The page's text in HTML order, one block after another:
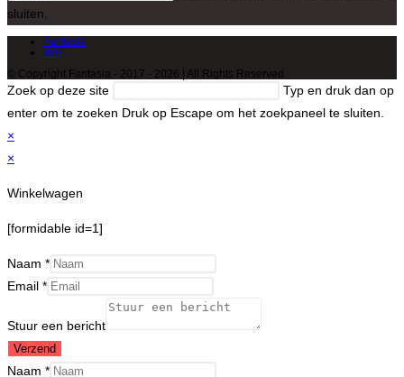
sluiten.
Fantasia
Info
© Copyright Fantasia - 2017 - 2026 | All Rights Reserved
Zoek op deze site
Typ en druk dan op
enter om te zoeken Druk op Escape om het zoekpaneel te sluiten.
×
×
Winkelwagen
[formidable id=1]
Naam *
Email *
Stuur een bericht
Verzend
Naam *